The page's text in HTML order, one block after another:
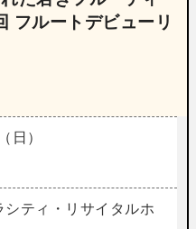
フルートデビューリ
日）
シティ・リサイタルホ